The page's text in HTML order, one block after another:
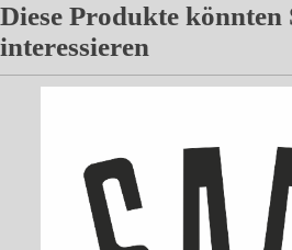
Diese Produkte könnten
interessieren